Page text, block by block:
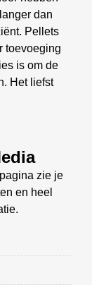
dan
Pellets
toevoeging
is om de
Het liefst
pagina zie je
en heel